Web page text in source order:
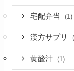
宅配弁当 (1)
漢方サプリ
黄酸汁 (1)